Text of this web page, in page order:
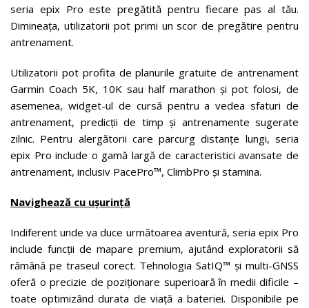
seria epix Pro este pregătită pentru fiecare pas al tău.
Dimineața, utilizatorii pot primi un scor de pregătire pentru
antrenament.
Utilizatorii pot profita de planurile gratuite de antrenament
Garmin Coach 5K, 10K sau half marathon și pot folosi, de
asemenea, widget-ul de cursă pentru a vedea sfaturi de
antrenament, predicții de timp și antrenamente sugerate
zilnic. Pentru alergătorii care parcurg distanțe lungi, seria
epix Pro include o gamă largă de caracteristici avansate de
antrenament, inclusiv PacePro™, ClimbPro și stamina.
Navighează cu ușurință
Indiferent unde va duce următoarea aventură, seria epix Pro
include funcții de mapare premium, ajutând exploratorii să
rămână pe traseul corect. Tehnologia SatIQ™ și multi-GNSS
oferă o precizie de poziționare superioară în medii dificile –
toate optimizând durata de viață a bateriei. Disponibile pe